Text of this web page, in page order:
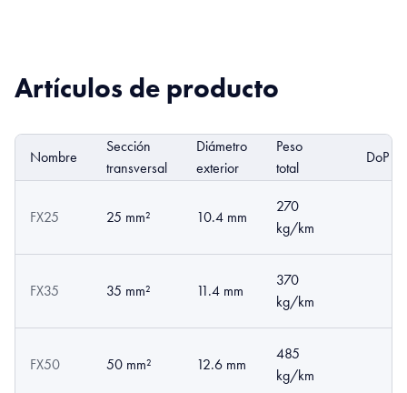
Artículos de producto
Nombre
Sección
transversal
Diámetro
exterior
Peso
total
DoP
FX25 25 mm² 10.4 mm
270
kg/km
FX35 35 mm² 11.4 mm
370
kg/km
FX50 50 mm² 12.6 mm
485
kg/km